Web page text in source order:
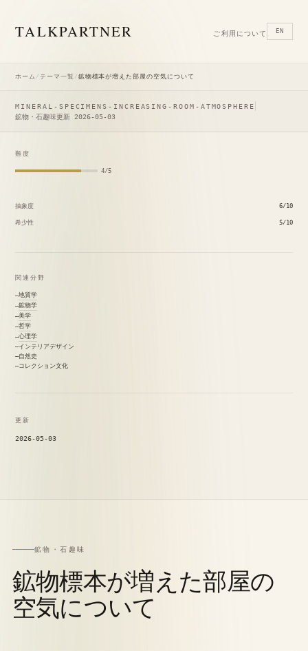
TALKPARTNER ご利用について EN
ホーム /テーマ一覧 /鉱物標本が増えた部屋の空気について
MINERAL-SPECIMENS-INCREASING-ROOM-ATMOSPHERE
鉱物・石趣味更新 2026-05-03
難度
4/5
抽象度 6/10
希少性 5/10
関連分野
地質学
鉱物学
美学
哲学
心理学
インテリアデザイン
自然史
コレクション文化
更新
2026-05-03
鉱物・石趣味
鉱物標本が増えた部屋の
空気について